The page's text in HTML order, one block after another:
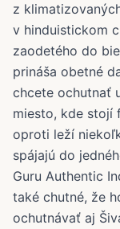
z
v hinduistickom
zaodetého do
prináša obetné
chcete ochutnať
miesto, kde stojí
oproti leží
spájajú do
Guru Authentic
také chutné, že
ochutnávať aj